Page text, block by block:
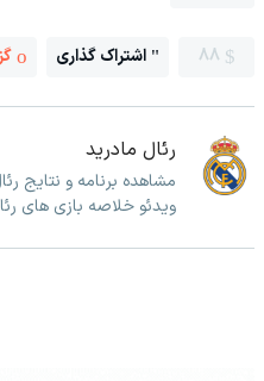
88 اشتراک گذاری
رئال مادرید
مشاهده برنامه و نتایج
ویدئو خلاصه بازی های